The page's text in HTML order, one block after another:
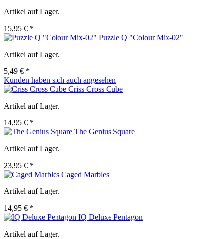
Artikel auf Lager.
15,95 € *
Puzzle Q "Colour Mix-02"
Artikel auf Lager.
5,49 € *
Kunden haben sich auch angesehen
Criss Cross Cube
Artikel auf Lager.
14,95 € *
The Genius Square
Artikel auf Lager.
23,95 € *
Caged Marbles
Artikel auf Lager.
14,95 € *
IQ Deluxe Pentagon
Artikel auf Lager.